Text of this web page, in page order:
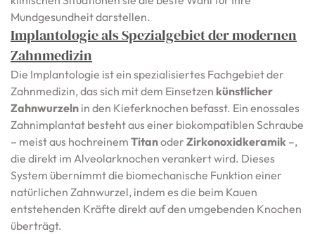
Mundgesundheit darstellen.
Implantologie als Spezialgebiet der modernen
Zahnmedizin
Die Implantologie ist ein spezialisiertes Fachgebiet der
Zahnmedizin, das sich mit dem Einsetzen künstlicher
Zahnwurzeln in den Kieferknochen befasst. Ein enossales
Zahnimplantat besteht aus einer biokompatiblen Schraube
– meist aus hochreinem Titanoder Zirkonoxidkeramik –,
die direkt im Alveolarknochen verankert wird. Dieses
System übernimmt die biomechanische Funktion einer
natürlichen Zahnwurzel, indem es die beim Kauen
entstehenden Kräfte direkt auf den umgebenden Knochen
überträgt.